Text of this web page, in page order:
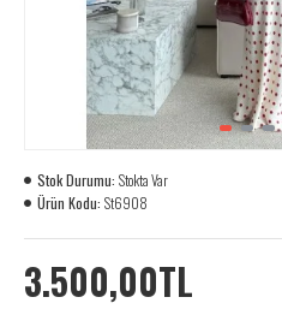
3.500,00TL
Stok Durumu: Stokta Var
Ürün Kodu: St6908